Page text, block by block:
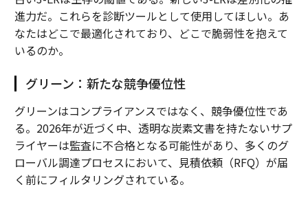
進力だ。これらを診断ツールとして使用してほしい。あ
なたはどこで最適化されており、どこで脆弱性を抱えて
いるのか。
グリーン：新たな競争優位性
グリーンはコンプライアンスではなく、競争優位性であ
る。2026年が近づく中、透明な炭素文書を持たないサプ
ライヤーは監査に不合格となる可能性があり、多くのグ
ローバル調達プロセスにおいて、見積依頼（RFQ）が届
く前にフィルタリングされている。